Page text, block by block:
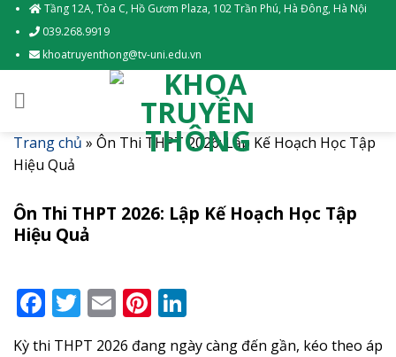
Skip
content
Tầng 12A, Tòa C, Hồ Gươm Plaza, 102 Trần Phú, Hà Đông, Hà Nội
039.268.9919
khoatruyenthong@tv-uni.edu.vn
Trang chủ » Ôn Thi THPT 2026: Lập Kế Hoạch Học Tập
Hiệu Quả
Ôn Thi THPT 2026: Lập Kế Hoạch Học Tập
Hiệu Quả
Facebook
Twitter
EmailPinterest
Kỳ thi THPT 2026 đang ngày càng đến gần, kéo theo áp